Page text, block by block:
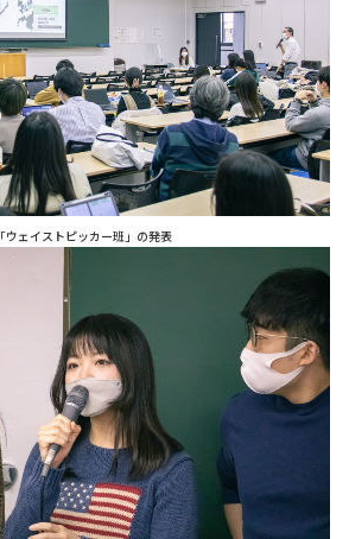
「ウェイストピッカー班」の発表